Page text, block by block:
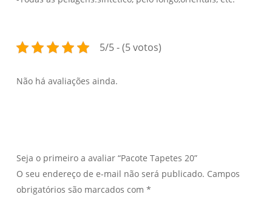
5/5 - (5 votos)
Não há avaliações ainda.
Seja o primeiro a avaliar “Pacote Tapetes 20”
O seu endereço de e-mail não será publicado. Campos
obrigatórios são marcados com *